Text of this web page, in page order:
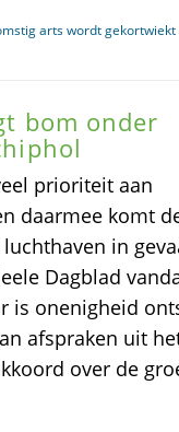
arts wordt gekortwiekt
bom onder
prioriteit aan
daarmee komt
in
Dagblad
is onenigheid
afspraken uit
over de